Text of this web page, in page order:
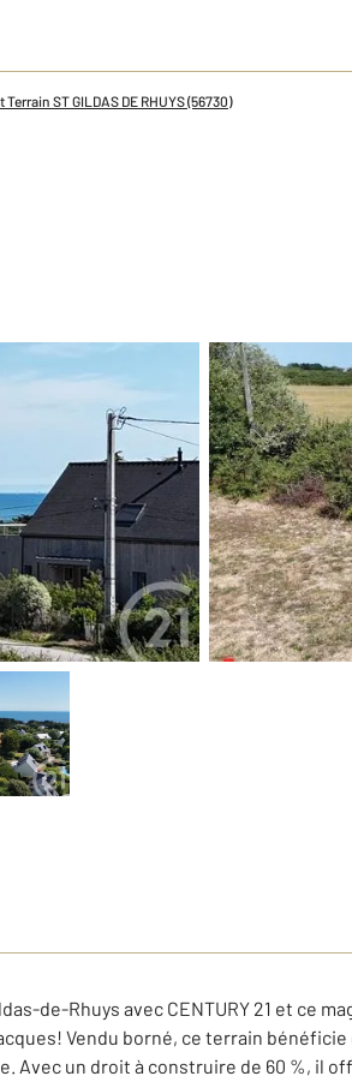
Terrain ST GILDAS DE RHUYS (56730)
de-Rhuys avec CENTURY 21 et ce
Vendu borné, ce terrain
Avec un droit à construire de 60 %, il